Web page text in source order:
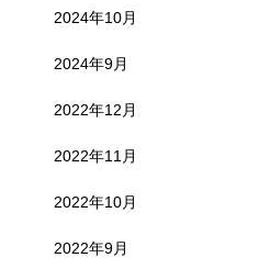
2024年10月
2024年9月
2022年12月
2022年11月
2022年10月
2022年9月